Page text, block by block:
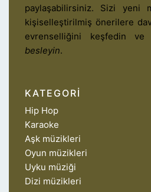
paylaşabilirsiniz. Sizi yeni
kişiselleştirilmiş önerilere
evrenselliğini keşfedin ve
besleyin.
KATEGORI
Hip Hop
Karaoke
Aşk müzikleri
Oyun müzikleri
Uyku müziği
Dizi müzikleri